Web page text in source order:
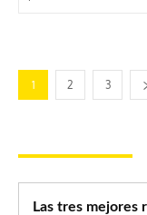
1 2 3
Las tres mejores